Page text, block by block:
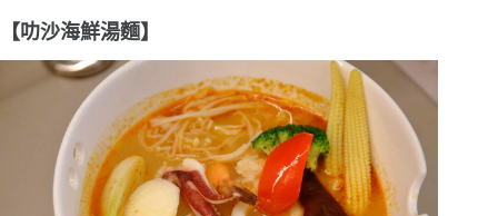
【叻沙海鮮湯麵】